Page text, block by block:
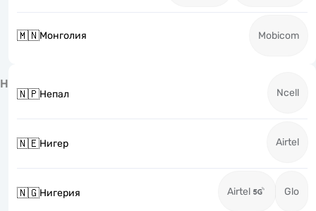
🇲🇳Монголия Mobicom
Н
🇳🇵Непал Ncell
🇳🇪Нигер Airtel
🇳🇬Нигерия Airtel Glo